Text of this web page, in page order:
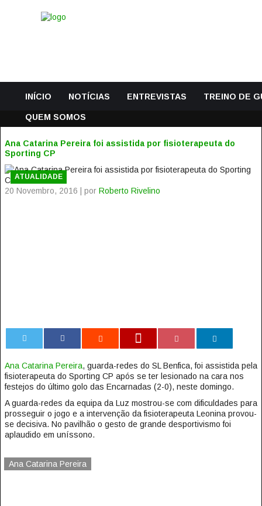
INÍCIO NOTÍCIAS ENTREVISTAS TREINO DE
QUEM SOMOS
Ana Catarina Pereira foi assistida por fisioterapeuta do
Sporting CP
20 Novembro, 2016 | por Roberto Rivelino
ATUALIDADE
Ana Catarina Pereira, guarda-redes do SL Benfica, foi assistida pela
fisioterapeuta do Sporting CP após se ter lesionado na cara nos
festejos do último golo das Encarnadas (2-0), neste domingo.
A guarda-redes da equipa da Luz mostrou-se com dificuldades para
prosseguir o jogo e a intervenção da fisioterapeuta Leonina provou-
se decisiva. No pavilhão o gesto de grande desportivismo foi
aplaudido em uníssono.
Ana Catarina Pereira